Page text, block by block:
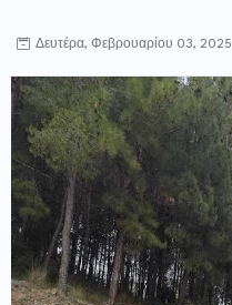
Δευτέρα, Φεβρουαρίου 03, 2025